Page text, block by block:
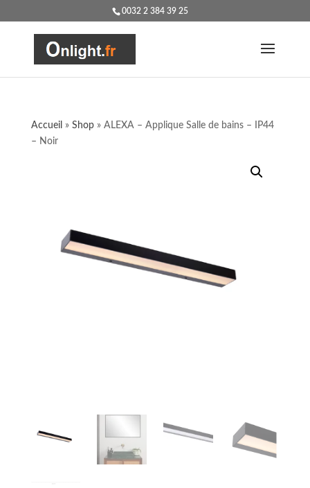
0032 2 384 39 25
Accueil » Shop» ALEXA – Applique Salle de bains – IP44
– Noir